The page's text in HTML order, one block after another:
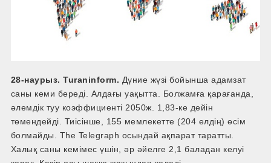
28-наурыз. Turaninform. Дүние жүзі бойынша адамзат
саны кеми береді. Алдағы уақытта. Болжамға қарағанда,
әлемдік туу коэффициенті 2050ж. 1,83-ке дейін
төмендейді. Тиісінше, 155 мемлекетте (204 елдің) өсім
болмайды. The Telegraph осындай ақпарат таратты.
Халық саны кемімес үшін, әр әйелге 2,1 баладан келуі